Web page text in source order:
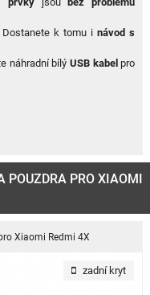
k tomu inávod s
náhradní bílýUSB kabel pro
POUZDRA PRO XIAOMI
Xiaomi Redmi 4X
zadní kryt